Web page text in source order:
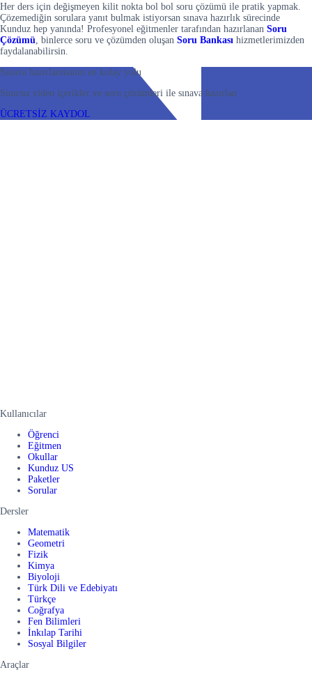
Her ders için değişmeyen kilit nokta bol bol soru çözümü ile pratik yapmak.
Çözemediğin sorulara yanıt bulmak istiyorsan sınava hazırlık sürecinde
Kunduz hep yanında! Profesyonel eğitmenler tarafından hazırlanan Soru
Çözümü , binlerce soru ve çözümden oluşan Soru Bankası hizmetlerimizden
faydalanabilirsin.
Sınava hazırlanmanın en kolay yolu
Sınırsız video içerikler ve soru çözümleri ile sınava hazırlan
ÜCRETSİZ KAYDOL
Kullanıcılar
Öğrenci
Eğitmen
Okullar
Kunduz US
Paketler
Sorular
Dersler
Matematik
Geometri
Fizik
Kimya
Biyoloji
Türk Dili ve Edebiyatı
Türkçe
Coğrafya
Fen Bilimleri
İnkılap Tarihi
Sosyal Bilgiler
Araçlar